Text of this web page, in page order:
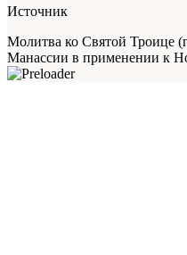
Источник
Молитва ко Святой Троице
Манассии в применении к